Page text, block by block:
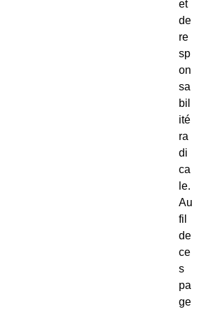
et
de
re
sp
on
sa
bil
ité
ra
di
ca
le.
Au
fil
de
ce
s
pa
ge